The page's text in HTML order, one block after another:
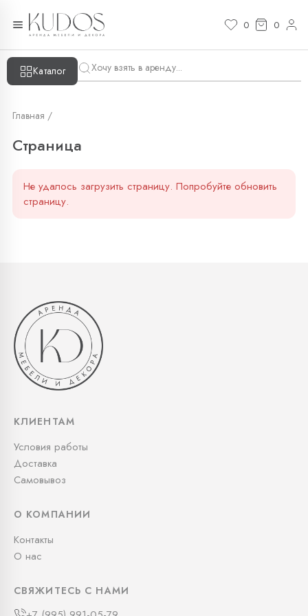
0 0
Каталог
Главная /
Страница
Не удалось загрузить страницу. Попробуйте обновить
страницу.
КЛИЕНТАМ
Условия работы
Доставка
Самовывоз
О КОМПАНИИ
Контакты
О нас
СВЯЖИТЕСЬ С НАМИ